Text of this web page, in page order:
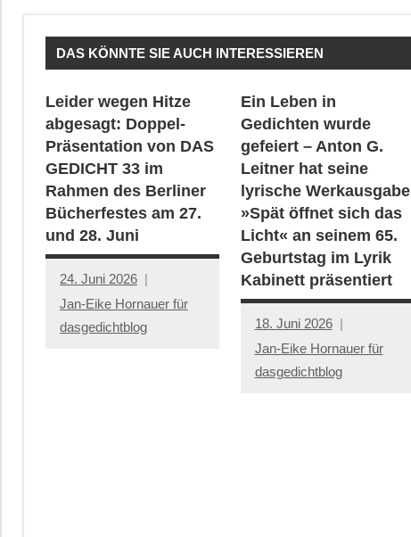
DAS KÖNNTE SIE AUCH INTERESSIEREN
Leider wegen Hitze
abgesagt: Doppel-
Präsentation von DAS
GEDICHT 33 im
Rahmen des Berliner
Bücherfestes am 27.
und 28. Juni
24. Juni 2026
Jan-Eike Hornauer für
dasgedichtblog
Ein Leben in
Gedichten wurde
gefeiert – Anton G.
Leitner hat seine
lyrische Werkausgabe
»Spät öffnet sich das
Licht« an seinem 65.
Geburtstag im Lyrik
Kabinett präsentiert
18. Juni 2026
Jan-Eike Hornauer für
dasgedichtblog